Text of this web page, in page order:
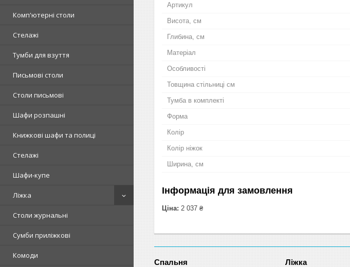
Комп'ютерні столи
Стелажі
Тумби для взуття
Письмові столи
Столи письмові
Шафи розпашні
Книжкові шафи та полиці
Стелажі
Шафи-купе
Ліжка
Столи журнальні
Сумби приліжкові
Комоди
Артикул
Висота, см
Глибина, см
Матеріал
Особливості
Товщина стільниці см
Тумба в комплекті
Форма
Колір
Колір ніжок
Ширина, см
Інформація для замовлення
Ціна: 2 037 ₴
Спальня Ліжка